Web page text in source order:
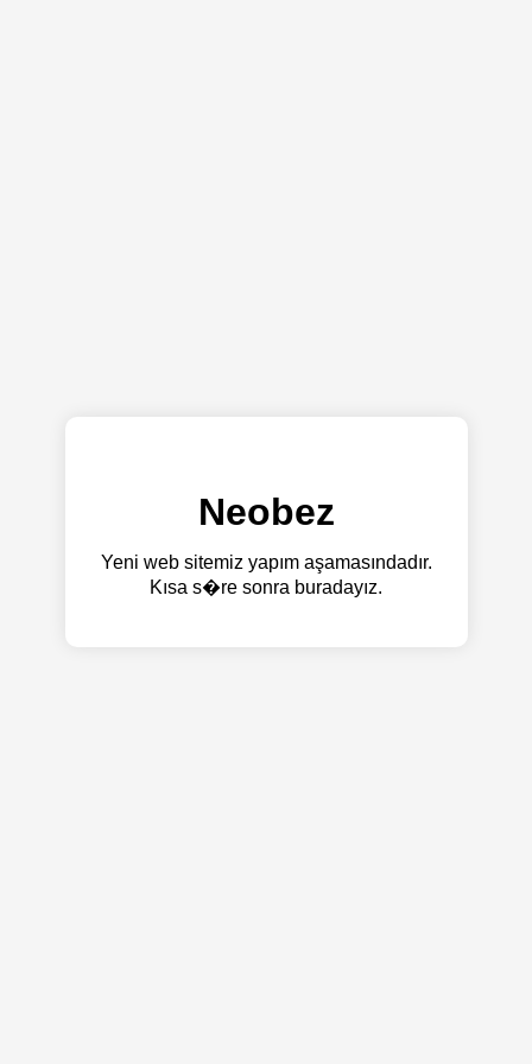
Neobez
Yeni web sitemiz yapım aşamasındadır.
Kısa s�re sonra buradayız.